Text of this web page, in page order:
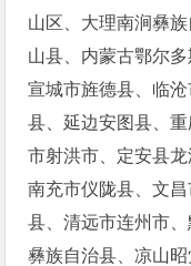
山区、大理南涧彝
山县、内蒙古鄂尔
宣城市旌德县、临
县、延边安图县、
市射洪市、定安县
南充市仪陇县、文
县、清远市连州市
彝族自治县、凉山